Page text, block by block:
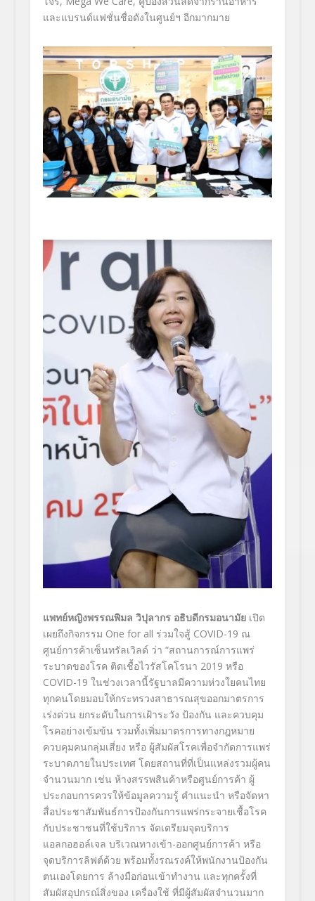
และแบรนด์แฟชั่นชื่อดังในศูนย์ฯ อีกมากมาย
แพทย์หญิงพรรณพิมล วิปุลากร อธิบดีกรมอนามัยเปิด
เผยถึงกิจกรรม One for all ร่วมใจสู้ COVID-19 ณ
ศูนย์การค้าเซ็นทรัลเวิลด์ ว่า “สถานการณ์การแพร่
ระบาดของโรค ติดเชื้อไวรัสโคโรนา 2019 หรือ
COVID-19 ในช่วงเวลานี้รัฐบาลมีความห่วงใยคนไทย
ทุกคนโดยมอบให้กระทรวงสาธารณสุขออกมาตรการ
เร่งด่วน ยกระดับในการเฝ้าระวัง ป้องกัน และควบคุม
โรคอย่างเข้มข้น รวมทั้งเพิ่มมาตรการทางกฎหมาย
ควบคุมคนกลุ่มเสี่ยง หรือ ผู้สัมผัสโรคเพื่อจำกัดการแพร่
ระบาดภายในประเทศ โดยสถานที่ที่เป็นแหล่งรวมผู้คน
จำนวนมาก เช่น ห้างสรรพสินค้าหรือศูนย์การค้า ผู้
ประกอบการควรให้ข้อมูลความรู้ คำแนะนำ หรือจัดหา
สื่อประชาสัมพันธ์การป้องกันการแพร่กระจายเชื้อโรค
กับประชาชนที่ใช้บริการ จัดเตรียมจุดบริการ
แอลกอฮอล์เจล บริเวณทางเข้า-ออกศูนย์การค้า หรือ
จุดบริการลิฟต์ด้วย พร้อมทั้งรณรงค์ให้พนักงานป้องกัน
ตนเองโดยการ ล้างมือก่อนเข้าทำงาน และทุกครั้งที่
สัมผัสอุปกรณ์สิ่งของ เครื่องใช้ ที่มีผู้สัมผัสจำนวนมาก